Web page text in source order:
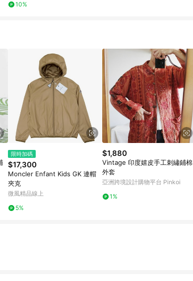
10%
限時加碼
$17,300
Moncler Enfant Kids GK 連帽
夾克
微風精品線上
5%
$1,880
Vintage 印度嬉皮手工刺繡鋪棉
外套
亞洲跨境設計購物平台 Pinkoi
1%